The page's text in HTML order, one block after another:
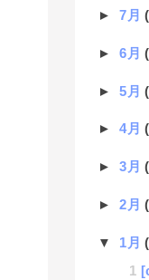
►7月
►6月
►5月
►4月
►3月
►2月
▼ 1月